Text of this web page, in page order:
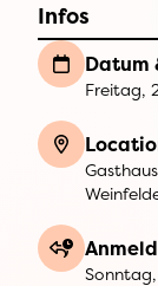
Infos
Datum
Freitag,